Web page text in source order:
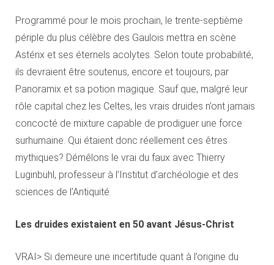
Programmé pour le mois prochain, le trente-septième
périple du plus célèbre des Gaulois mettra en scène
Astérix et ses éternels acolytes. Selon toute probabilité,
ils devraient être soutenus, encore et toujours, par
Panoramix et sa potion magique. Sauf que, malgré leur
rôle capital chez les Celtes, les vrais druides n’ont jamais
concocté de mixture capable de prodiguer une force
surhumaine. Qui étaient donc réellement ces êtres
mythiques? Démêlons le vrai du faux avec Thierry
Luginbühl, professeur à l’Institut d’archéologie et des
sciences de l’Antiquité.
Les druides existaient en 50 avant Jésus-Christ
VRAI> Si demeure une incertitude quant à l’origine du